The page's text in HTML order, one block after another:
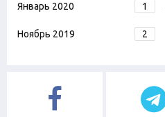
Январь 2020 1
Ноябрь 2019 2